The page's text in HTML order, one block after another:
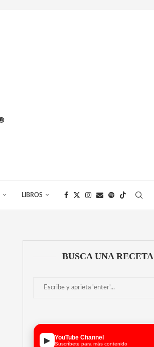
LIBROS
BUSCA UNA RECETA
▶ YouTube Channel
Suscríbete para más contenido